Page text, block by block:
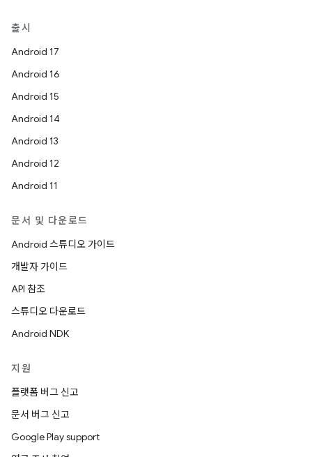
출시
Android 17
Android 16
Android 15
Android 14
Android 13
Android 12
Android 11
문서 및 다운로드
Android 스튜디오 가이드
개발자 가이드
API 참조
스튜디오 다운로드
Android NDK
지원
플랫폼 버그 신고
문서 버그 신고
Google Play support